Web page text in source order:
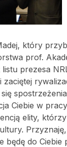
który
prof.
prezesa
się
Ciebie w
elity,
będę do Ciebie